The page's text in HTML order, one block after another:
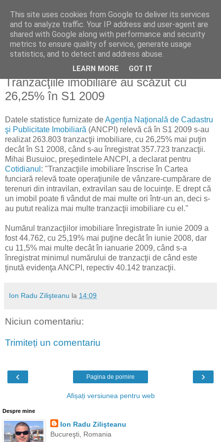
Reflecţii economice
blog de reflecţii, informaţii şi opinii economice
vineri, 31 iulie 2009
Tranzacţiile imobiliare au scăzut cu
26,25% în S1 2009
Datele statistice furnizate deAgenţia Naţională de Cadastru
şi Publicitate Imobiliară (ANCPI) relevă că în S1 2009 s-au
realizat 263.803 tranzacţii imobiliare, cu 26,25% mai puţin
decât în S1 2008, când s-au înregistrat 357.723 tranzacţii.
Mihai Busuioc, preşedintele ANCPI, a declarat pentru
Cotidianul : "Tranzacţiile imobiliare înscrise în Cartea
funciară relevă toate operaţiunile de vânzare-cumpărare de
terenuri din intravilan, extravilan sau de locuinţe. E drept că
un imobil poate fi vândut de mai multe ori într-un an, deci s-
au putut realiza mai multe tranzacţii imobiliare cu el."
Numărul tranzacţiilor imobiliare înregistrate în iunie 2009 a
fost 44.762, cu 25,19% mai puţine decât în iunie 2008, dar
cu 11,5% mai multe decât în ianuarie 2009, când s-a
înregistrat minimul numărului de tranzacţii de când este
ţinută evidenţa ANCPI, repectiv 40.142 tranzacţii.
Ion Radu Zilişteanu la 14:09
Niciun comentariu:
Trimiteți un comentariu
‹ ›
Pagina de pornire
Afișați versiunea pentru web
Despre mine
Ion Radu Zilişteanu
Bucureşti, Romania
This site uses cookies from Google to deliver its services
and to analyze traffic. Your IP address and user-agent are
shared with Google along with performance and security
metrics to ensure quality of service, generate usage
statistics, and to detect and address abuse.
LEARN MORE GOT IT